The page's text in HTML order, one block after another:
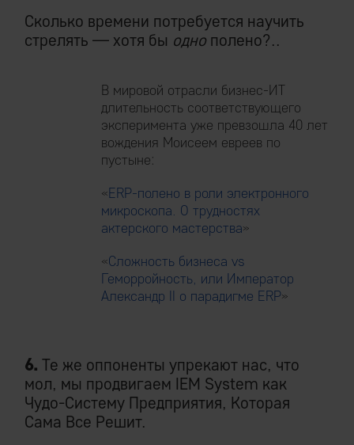
Сколько времени потребуется научить
стрелять — хотя бы одно полено?..
В мировой отрасли бизнес-ИТ
длительность соответствующего
эксперимента уже превзошла 40 лет
вождения Моисеем евреев по
пустыне:
«ERP-полено в роли электронного
микроскопа. О трудностях
актерского мастерства»
«Сложность бизнеса vs
Геморройность, или Император
Александр II о парадигме ERP»
6. Те же оппоненты упрекают нас, что
мол, мы продвигаем IEM System как
Чудо-Систему Предприятия, Которая
Сама Все Решит.